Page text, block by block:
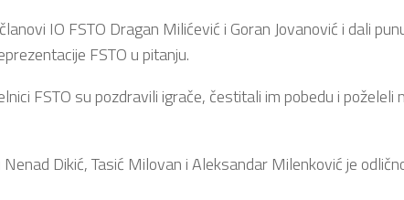
IO FSTO Dragan Milićević i Goran Jovanović i dali
FSTO u pitanju.
FSTO su pozdravili igrače, čestitali im pobedu i poželeli
Dikić, Tasić Milovan i Aleksandar Milenković je